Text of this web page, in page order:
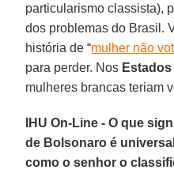
particularismo classista),
dos problemas do Brasil.
história de “mulher não
para perder. Nos
mulheres brancas teriam
IHU On-Line - O que
de Bolsonaro é
como o senhor o